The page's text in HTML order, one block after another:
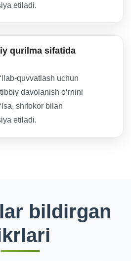
etiladi.
qurilma sifatida
quvvatlash uchun
davolanish oʻrnini
shifokor bilan
etiladi.
bildirgan